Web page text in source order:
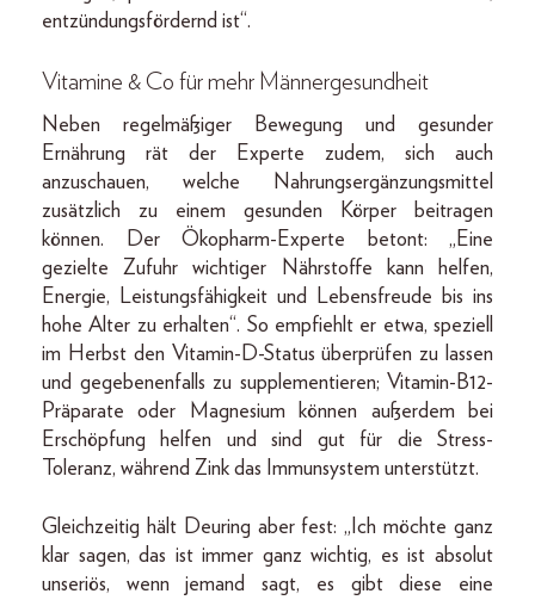
entzündungsfördernd ist“.
Vitamine & Co für mehr Männergesundheit
Neben regelmäßiger Bewegung und gesunder
Ernährung rät der Experte zudem, sich auch
anzuschauen, welche Nahrungsergänzungsmittel
zusätzlich zu einem gesunden Körper beitragen
können. Der Ökopharm-Experte betont: „Eine
gezielte Zufuhr wichtiger Nährstoffe kann helfen,
Energie, Leistungsfähigkeit und Lebensfreude bis ins
hohe Alter zu erhalten“. So empfiehlt er etwa, speziell
im Herbst den Vitamin-D-Status überprüfen zu lassen
und gegebenenfalls zu supplementieren; Vitamin-B12-
Präparate oder Magnesium können außerdem bei
Erschöpfung helfen und sind gut für die Stress-
Toleranz, während Zink das Immunsystem unterstützt.
Gleichzeitig hält Deuring aber fest: „Ich möchte ganz
klar sagen, das ist immer ganz wichtig, es ist absolut
unseriös, wenn jemand sagt, es gibt diese eine